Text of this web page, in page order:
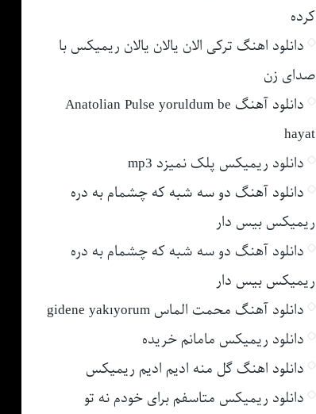
کرده
دانلود اهنگ ترکی الان یالان یالان ریمیکس با
صدای زن
دانلود آهنگ Anatolian Pulse yoruldum be
hayat
دانلود ریمیکس پلک نمیزد mp3
دانلود آهنگ دو سه شبه که چشمام به دره
ریمیکس بیس دار
دانلود آهنگ دو سه شبه که چشمام به دره
ریمیکس بیس دار
دانلود آهنگ محمت الماس gidene yakıyorum
دانلود ریمیکس مامانم خریده
دانلود اهنگ گل منه ادیم ادیم ریمیکس
دانلود ریمیکس متاسفم برای خودم نه تو